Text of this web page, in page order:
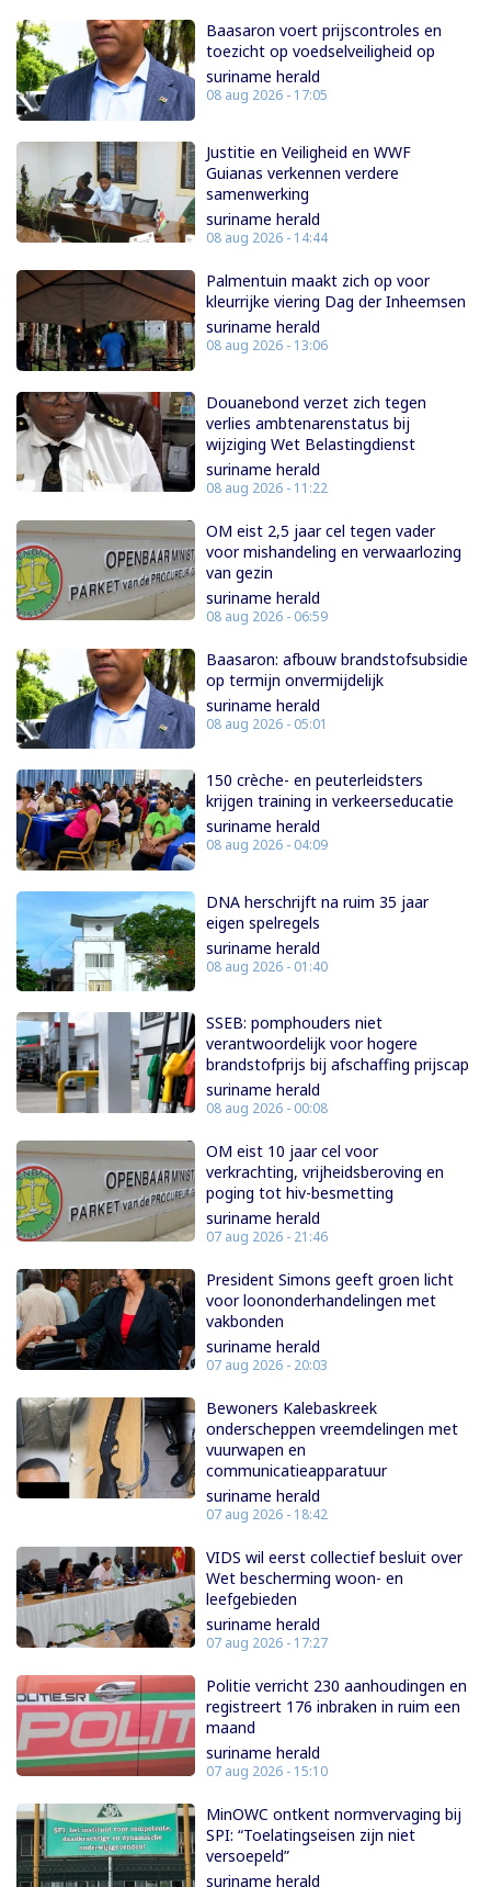
Baasaron voert prijscontroles en
toezicht op voedselveiligheid op
suriname herald
08 aug 2026 - 17:05
Justitie en Veiligheid en WWF
Guianas verkennen verdere
samenwerking
suriname herald
08 aug 2026 - 14:44
Palmentuin maakt zich op voor
kleurrijke viering Dag der Inheemsen
suriname herald
08 aug 2026 - 13:06
Douanebond verzet zich tegen
verlies ambtenarenstatus bij
wijziging Wet Belastingdienst
suriname herald
08 aug 2026 - 11:22
OM eist 2,5 jaar cel tegen vader
voor mishandeling en verwaarlozing
van gezin
suriname herald
08 aug 2026 - 06:59
Baasaron: afbouw brandstofsubsidie
op termijn onvermijdelijk
suriname herald
08 aug 2026 - 05:01
150 crèche- en peuterleidsters
krijgen training in verkeerseducatie
suriname herald
08 aug 2026 - 04:09
DNA herschrijft na ruim 35 jaar
eigen spelregels
suriname herald
08 aug 2026 - 01:40
SSEB: pomphouders niet
verantwoordelijk voor hogere
brandstofprijs bij afschaffing prijscap
suriname herald
08 aug 2026 - 00:08
OM eist 10 jaar cel voor
verkrachting, vrijheidsberoving en
poging tot hiv-besmetting
suriname herald
07 aug 2026 - 21:46
President Simons geeft groen licht
voor loononderhandelingen met
vakbonden
suriname herald
07 aug 2026 - 20:03
Bewoners Kalebaskreek
onderscheppen vreemdelingen met
vuurwapen en
communicatieapparatuur
suriname herald
07 aug 2026 - 18:42
VIDS wil eerst collectief besluit over
Wet bescherming woon- en
leefgebieden
suriname herald
07 aug 2026 - 17:27
Politie verricht 230 aanhoudingen en
registreert 176 inbraken in ruim een
maand
suriname herald
07 aug 2026 - 15:10
MinOWC ontkent normvervaging bij
SPI: “Toelatingseisen zijn niet
versoepeld”
suriname herald